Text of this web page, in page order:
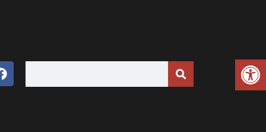
Ανοίξτε τη γραμμή εργαλείων